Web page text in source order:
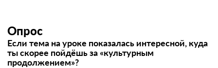
Опрос
Если тема на уроке показалась интересной, куда
ты скорее пойдёшь за «культурным
продолжением»?